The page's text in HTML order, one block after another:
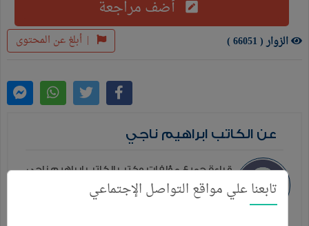
أضف مراجعة
| أبلغ عن المحتوى الزوار ( 66051 )
عن الكاتب ابراهيم ناجي
قراءة جميع مؤلفات وكتب الكاتب ابراهيم ناجي
يمكنك قراءة الكتب من خلال الموقع أون لاين
تابعنا علي مواقع التواصل الإجتماعي